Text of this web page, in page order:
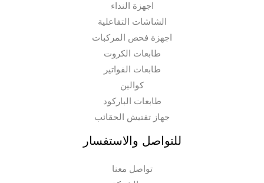
اجهزة النداء
الشاشات التفاعلية
اجهزة فحص المركبات
طابعات الكروت
طابعات الفواتير
كوالين
طابعات الباركود
جهاز تفتيش الحقائب
للتواصل والاستفسار
تواصل معنا